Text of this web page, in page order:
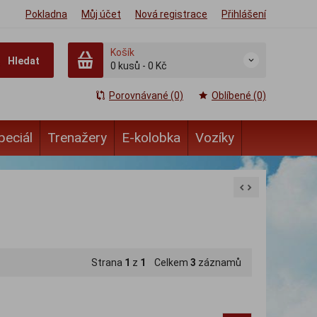
Pokladna Můj účet Nová registrace Přihlášení
Hledat
Košík
0 kusů - 0 Kč
Porovnávané (0) Oblíbené (0)
Trenažery E-kolobka Vozíky
Strana 1 z 1 Celkem 3 záznamů